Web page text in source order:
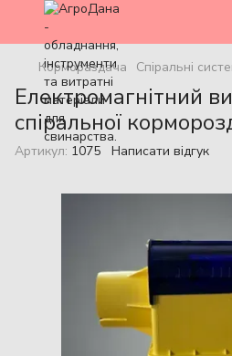
Кормораздача Спіральні
Електромагнітний
спіральної
Артикул: 1075 Написати відгук